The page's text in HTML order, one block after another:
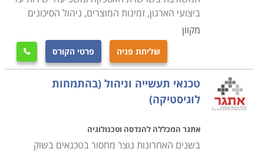
ביצועי הארגון, זמינות המוצרים, ניהול הסיכונים
מקוון
שליחת פניה פרטי הקורס 
טכנאי תעשייה וניהול (בהתמחות
לוגיסטיקה)
אתגר המכללה להנדסה וטכנולוגיה
בשנים האחרונות נוצר מחסור בטכנאים בשוק